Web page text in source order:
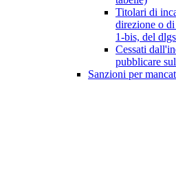
Titolari di
direzione o
1-bis, del
Cessati
pubblicare
Sanzioni per